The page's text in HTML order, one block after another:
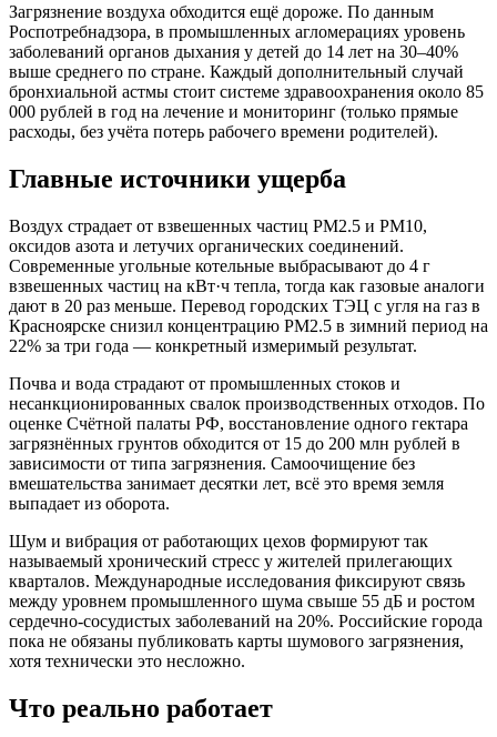
Загрязнение воздуха обходится ещё дороже. По данным
Роспотребнадзора, в промышленных агломерациях уровень
заболеваний органов дыхания у детей до 14 лет на 30–40%
выше среднего по стране. Каждый дополнительный случай
бронхиальной астмы стоит системе здравоохранения около 85
000 рублей в год на лечение и мониторинг (только прямые
расходы, без учёта потерь рабочего времени родителей).
Главные источники ущерба
Воздух страдает от взвешенных частиц PM2.5 и PM10,
оксидов азота и летучих органических соединений.
Современные угольные котельные выбрасывают до 4 г
взвешенных частиц на кВт·ч тепла, тогда как газовые аналоги
дают в 20 раз меньше. Перевод городских ТЭЦ с угля на газ в
Красноярске снизил концентрацию PM2.5 в зимний период на
22% за три года — конкретный измеримый результат.
Почва и вода страдают от промышленных стоков и
несанкционированных свалок производственных отходов. По
оценке Счётной палаты РФ, восстановление одного гектара
загрязнённых грунтов обходится от 15 до 200 млн рублей в
зависимости от типа загрязнения. Самоочищение без
вмешательства занимает десятки лет, всё это время земля
выпадает из оборота.
Шум и вибрация от работающих цехов формируют так
называемый хронический стресс у жителей прилегающих
кварталов. Международные исследования фиксируют связь
между уровнем промышленного шума свыше 55 дБ и ростом
сердечно-сосудистых заболеваний на 20%. Российские города
пока не обязаны публиковать карты шумового загрязнения,
хотя технически это несложно.
Что реально работает